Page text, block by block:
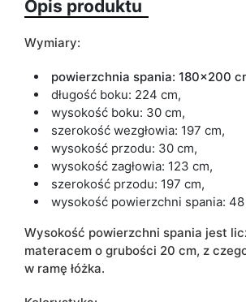
Opis produktu
Wymiary:
powierzchnia spania: 180x200
długość boku: 224 cm,
wysokość boku: 30 cm,
szerokość wezgłowia: 197 cm,
wysokość przodu: 30 cm,
wysokość zagłowia: 123 cm,
szerokość przodu: 197 cm,
wysokość powierzchni spania: 48
Wysokość powierzchni spania jest
materacem o grubości 20 cm, z
w ramę łóżka.